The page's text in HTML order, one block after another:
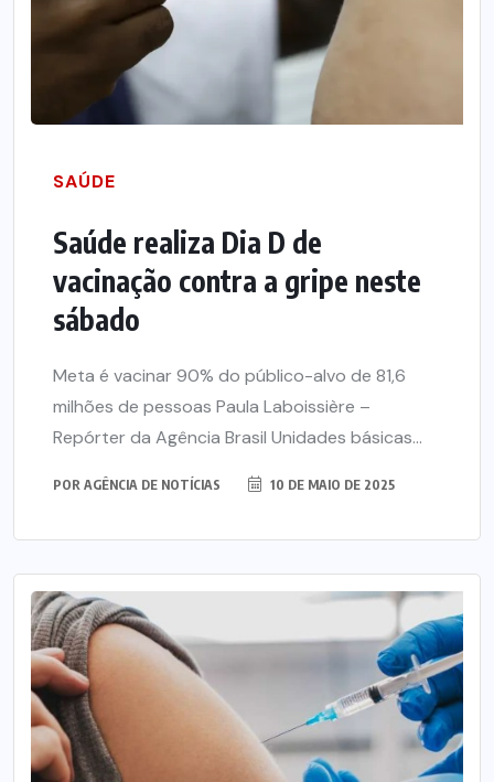
SAÚDE
Saúde realiza Dia D de
vacinação contra a gripe neste
sábado
Meta é vacinar 90% do público-alvo de 81,6
milhões de pessoas Paula Laboissière –
Repórter da Agência Brasil Unidades básicas...
POR AGÊNCIA DE NOTÍCIAS 10 DE MAIO DE 2025